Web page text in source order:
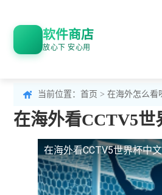
软件商店
放心下 安心用
当前位置： 首页 > 在海外怎么看
在海外看CCTV5世
在海外看CCTV5世界杯中